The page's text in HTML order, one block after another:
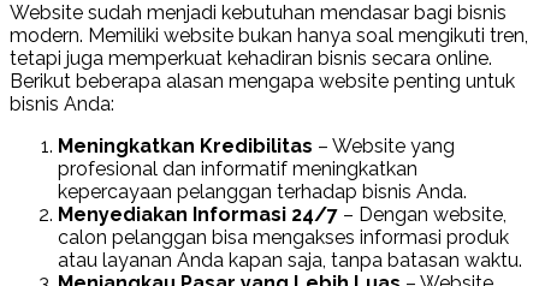
Website sudah menjadi kebutuhan mendasar bagi bisnis
modern. Memiliki website bukan hanya soal mengikuti tren,
tetapi juga memperkuat kehadiran bisnis secara online.
Berikut beberapa alasan mengapa website penting untuk
bisnis Anda:
Meningkatkan Kredibilitas – Website yang
profesional dan informatif meningkatkan
kepercayaan pelanggan terhadap bisnis Anda.
Menyediakan Informasi 24/7 – Dengan website,
calon pelanggan bisa mengakses informasi produk
atau layanan Anda kapan saja, tanpa batasan waktu.